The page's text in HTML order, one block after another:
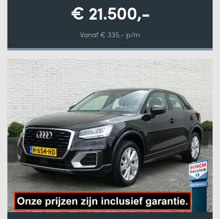
€ 21.500,-
Vanaf € 335,- p/m